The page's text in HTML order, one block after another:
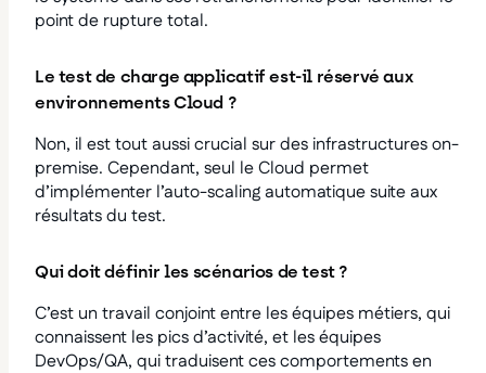
point de rupture total.
Le test de charge applicatif est-il réservé aux
environnements Cloud ?
Non, il est tout aussi crucial sur des infrastructures on-
premise. Cependant, seul le Cloud permet
d’implémenter l’auto-scaling automatique suite aux
résultats du test.
Qui doit définir les scénarios de test ?
C’est un travail conjoint entre les équipes métiers, qui
connaissent les pics d’activité, et les équipes
DevOps/QA, qui traduisent ces comportements en